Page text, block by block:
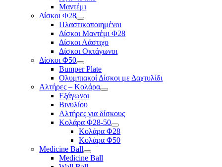
Μαντέμι
Δίσκοι Φ28
Πλαστικοποιημένοι
Δίσκοι Μαντέμι Φ28
Δίσκοι Λάστιχο
Δίσκοι Οκτάγωνοι
Δίσκοι Φ50
Bumper Plate
Ολυμπιακοί Δίσκοι με Δαχτυλίδι
Αλτήρες – Κολάρα
Εξάγωνοι
Βινυλίου
Αλτήρες για δίσκους
Κολάρα Φ28-50
Κολάρα Φ28
Κολάρα Φ50
Medicine Ball
Medicine Ball